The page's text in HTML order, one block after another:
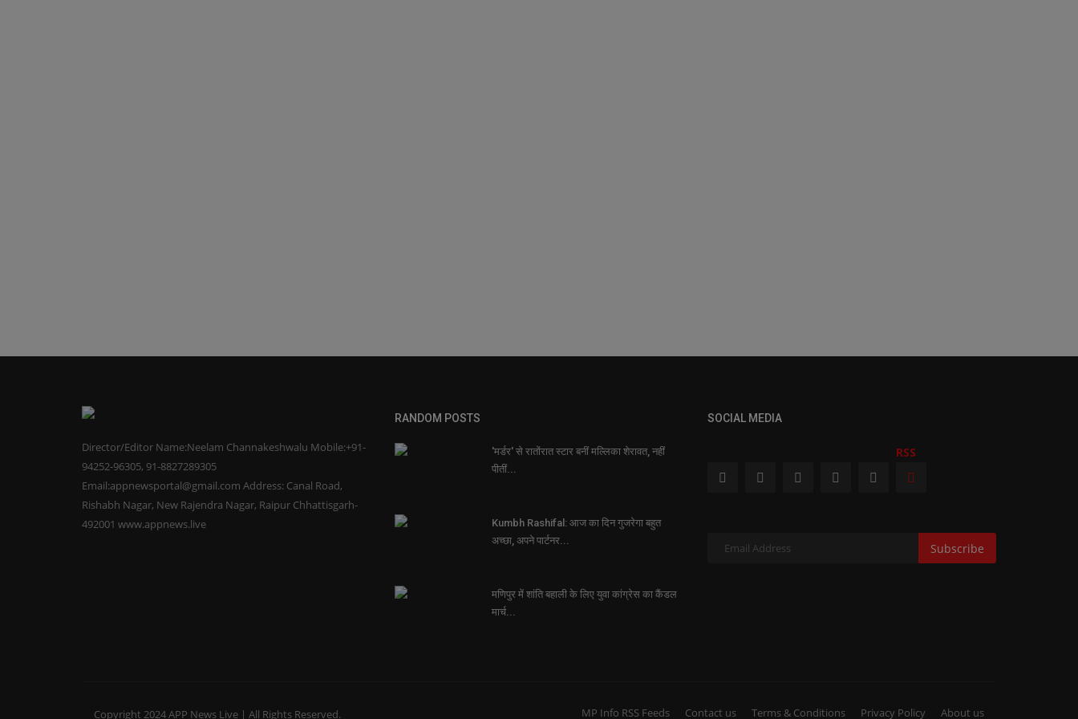
News Desk Jul 31, 2026
Director/Editor Name:Neelam Channakeshwalu Mobile:+91-
94252-96305, 91-8827289305
Email:appnewsportal@gmail.com Address: Canal Road,
Rishabh Nagar, New Rajendra Nagar, Raipur Chhattisgarh-
492001 www.appnews.live
RANDOM POSTS
'मर्डर' से रातोंरात स्टार बनीं मल्लिका शेरावत, नहीं
पीतीं...
Kumbh Rashifal: आज का दिन गुजरेगा बहुत
अच्छा, अपने पार्टनर...
मणिपुर में शांति बहाली के लिए युवा कांग्रेस का कैंडल
मार्च...
SOCIAL MEDIA
RSS
Subscribe
Copyright 2024 APP News Live | All Rights Reserved. MP Info RSS Feeds Contact us Terms & Conditions Privacy Policy About us